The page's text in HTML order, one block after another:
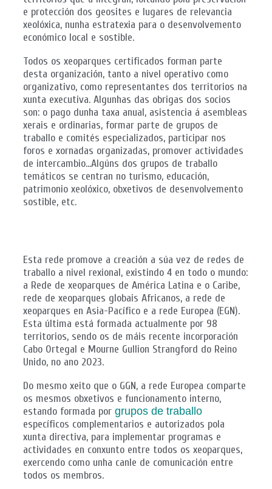
e protección dos geosites e lugares de relevancia
xeolóxica, nunha estratexia para o desenvolvemento
económico local e sostible.
Todos os xeoparques certificados forman parte
desta organización, tanto a nivel operativo como
organizativo, como representantes dos territorios na
xunta executiva. Algunhas das obrigas dos socios
son: o pago dunha taxa anual, asistencia á asembleas
xerais e ordinarias, formar parte de grupos de
traballo e comités especializados, participar nos
foros e xornadas organizadas, promover actividades
de intercambio…Algúns dos grupos de traballo
temáticos se centran no turismo, educación,
patrimonio xeolóxico, obxetivos de desenvolvemento
sostible, etc.
Esta rede promove a creación a súa vez de redes de
traballo a nivel rexional, existindo 4 en todo o mundo:
a Rede de xeoparques de América Latina e o Caribe,
rede de xeoparques globais Africanos, a rede de
xeoparques en Asia-Pacífico e a rede Europea (EGN).
Esta última está formada actualmente por 98
territorios, sendo os de máis recente incorporación
Cabo Ortegal e Mourne Gullion Strangford do Reino
Unido, no ano 2023.
Do mesmo xeito que o GGN, a rede Europea comparte
os mesmos obxetivos e funcionamento interno,
estando formada por grupos de traballo
específicos complementarios e autorizados pola
xunta directiva, para implementar programas e
actividades en conxunto entre todos os xeoparques,
exercendo como unha canle de comunicación entre
todos os membros.